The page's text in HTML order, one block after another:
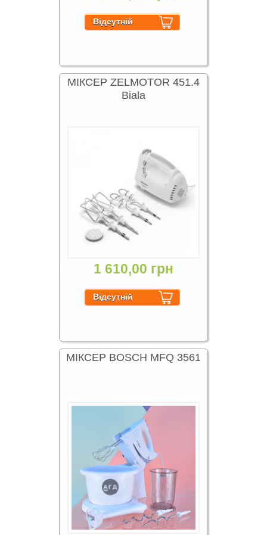
МІКСЕР ZELMOTOR 451.4
Biala
1 610,00 грн
МІКСЕР BOSCH MFQ 3561